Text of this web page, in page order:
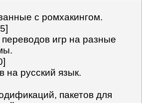
с ромхакингом.
переводов игр на разные
на русский язык.
пакетов для